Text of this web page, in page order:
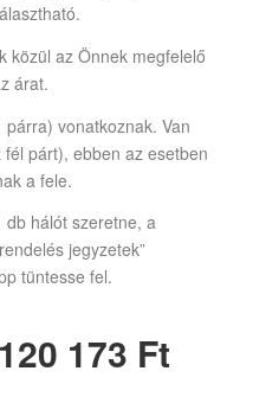
közül az Önnek megfelelő
árat.
vonatkoznak. Van
párt), ebben az esetben
a fele.
db hálót szeretne, a
jegyzetek”
tüntesse fel.
120 173 Ft